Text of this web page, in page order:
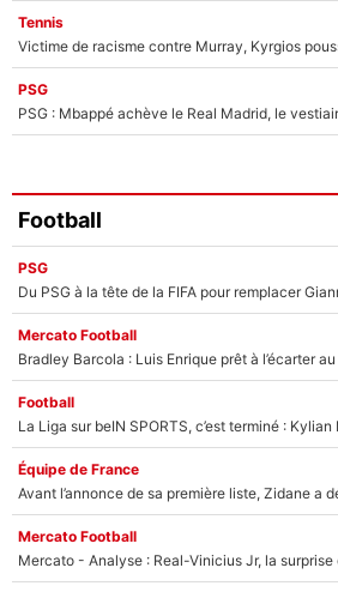
Tennis
PSG
PSG : Mbappé achève le Real Madrid, le
Football
PSG
Mercato Football
Football
Équipe de France
Mercato Football
Mercato - Analyse : Real-Vinicius Jr, la surprise